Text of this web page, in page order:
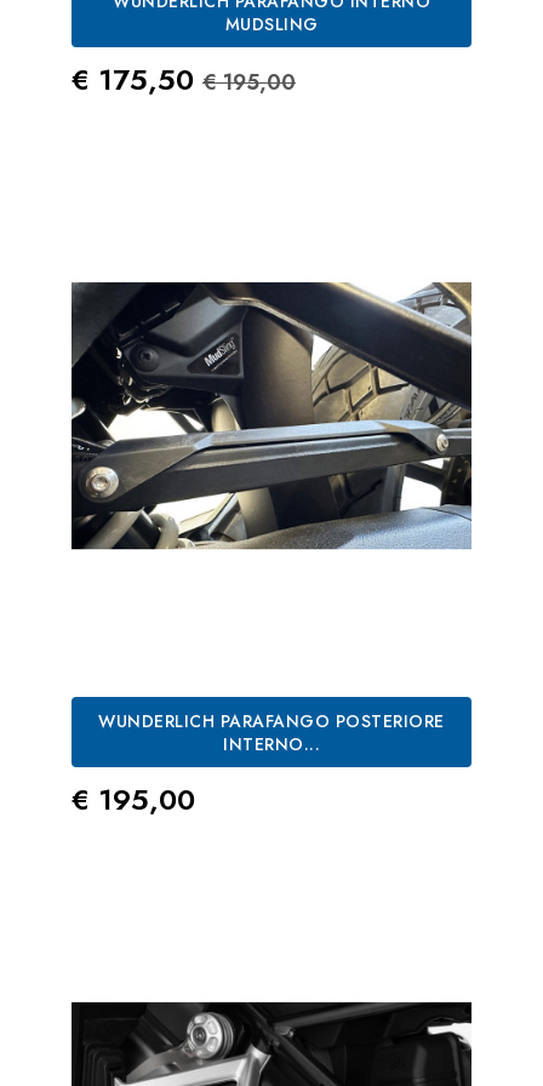
MUDSLING
Prezzo
€ 175,50 Prezzo Standard
€ 195,00
WUNDERLICH PARAFANGO POSTERIORE
INTERNO...
Prezzo
€ 195,00